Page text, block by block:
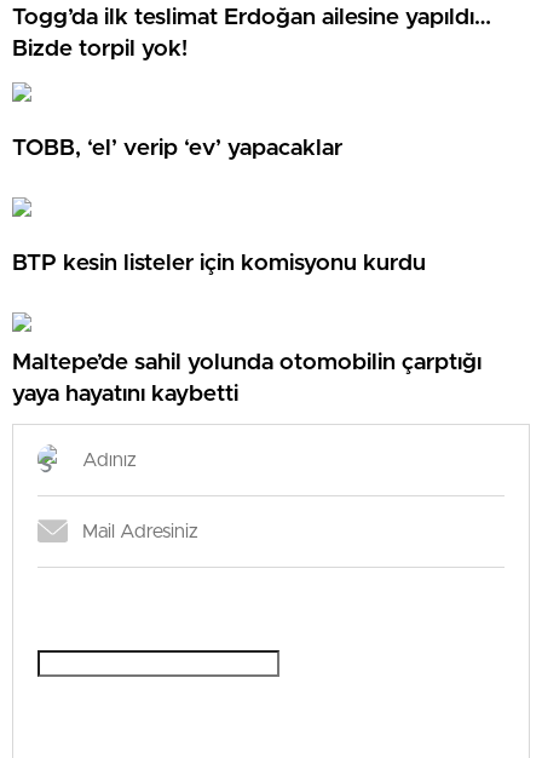
Togg’da ilk teslimat Erdoğan ailesine yapıldı…
Bizde torpil yok!
TOBB, ‘el’ verip ‘ev’ yapacaklar
BTP kesin listeler için komisyonu kurdu
Maltepe’de sahil yolunda otomobilin çarptığı
yaya hayatını kaybetti